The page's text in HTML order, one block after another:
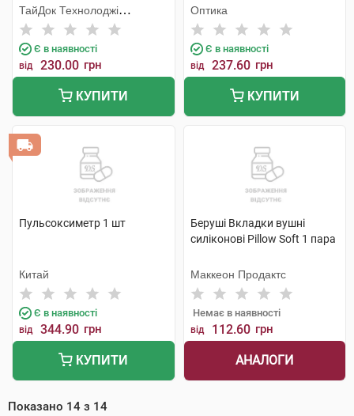
ТайДок Технолоджі
Корпорейшн
Є в наявності
від 230.00 грн
КУПИТИ
Оптика
Є в наявності
від 237.60 грн
КУПИТИ
Пульсоксиметр 1 шт
Китай
Є в наявності
від 344.90 грн
КУПИТИ
Беруші Вкладки вушні
силіконові Pillow Soft 1 пара
Маккеон Продактс
Немає в наявності
від 112.60 грн
АНАЛОГИ
Показано 14 з 14